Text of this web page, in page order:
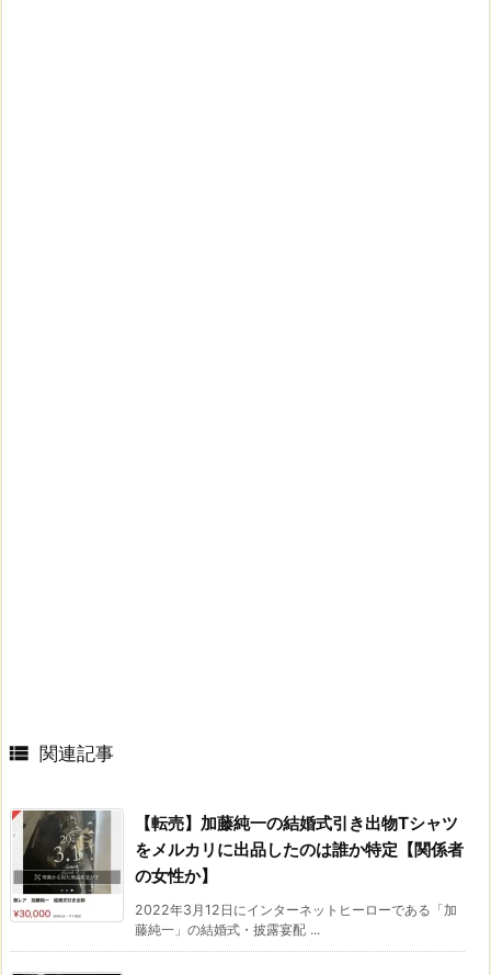
 関連記事
【転売】加藤純一の結婚式引き出物Tシャツ
をメルカリに出品したのは誰か特定【関係者
の女性か】
2022年3月12日にインターネットヒーローである「加
藤純一」の結婚式・披露宴配 ...